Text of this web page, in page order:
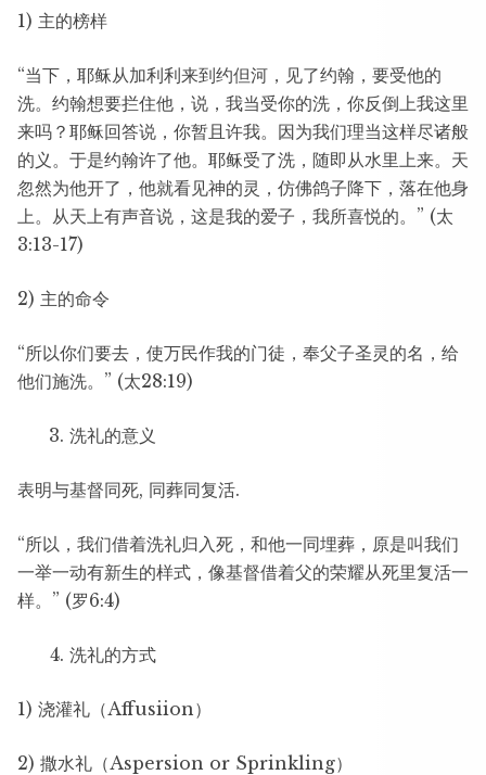
1) 主的榜样
“当下，耶稣从加利利来到约但河，见了约翰，要受他的
洗。约翰想要拦住他，说，我当受你的洗，你反倒上我这里
来吗？耶稣回答说，你暂且许我。因为我们理当这样尽诸般
的义。于是约翰许了他。耶稣受了洗，随即从水里上来。天
忽然为他开了，他就看见神的灵，仿佛鸽子降下，落在他身
上。从天上有声音说，这是我的爱子，我所喜悦的。” (太
3:13-17)
2) 主的命令
“所以你们要去，使万民作我的门徒，奉父子圣灵的名，给
他们施洗。” (太28:19)
洗礼的意义
表明与基督同死, 同葬同复活.
“所以，我们借着洗礼归入死，和他一同埋葬，原是叫我们
一举一动有新生的样式，像基督借着父的荣耀从死里复活一
样。” (罗6:4)
洗礼的方式
1) 浇灌礼（Affusiion）
2) 撒水礼（Aspersion or Sprinkling）